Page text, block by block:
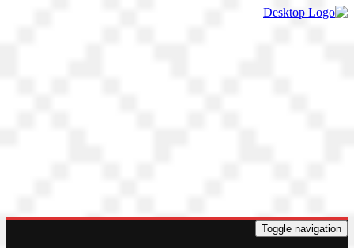
Toggle navigation